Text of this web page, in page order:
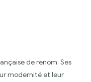
de renom. Ses
modernité et leur